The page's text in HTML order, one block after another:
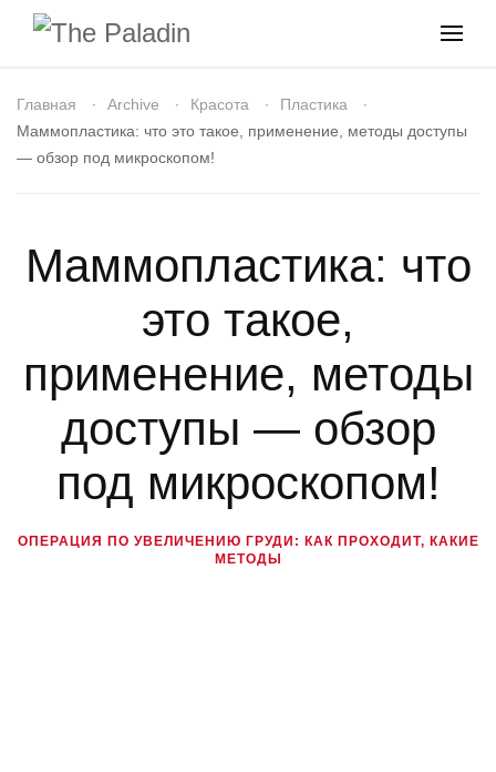
Главная Archive Красота
Пластика
Маммопластика: что это такое, применение, методы доступы
— обзор под микроскопом!
Маммопластика: что
это такое,
применение, методы
доступы — обзор
под микроскопом!
ОПЕРАЦИЯ ПО УВЕЛИЧЕНИЮ ГРУДИ: КАК ПРОХОДИТ, КАКИЕ
МЕТОДЫ